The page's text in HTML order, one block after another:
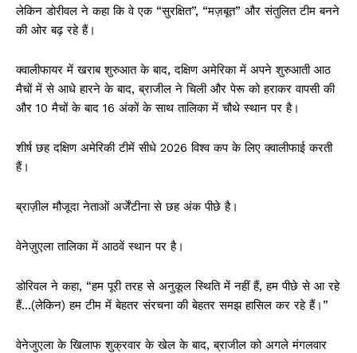
लेकिन डोरीवल ने कहा कि वे एक “सुरक्षित”, “मज़बूत” और संतुलित टीम बनने
की ओर बढ़ रहे हैं।
क्वालीफायर में खराब शुरुआत के बाद, दक्षिण अमेरिका में अपने शुरुआती आठ
मैचों में से आधे हारने के बाद, ब्राजील ने चिली और पेरू को हराकर वापसी की
और 10 मैचों के बाद 16 अंकों के साथ तालिका में चौथे स्थान पर है।
शीर्ष छह दक्षिण अमेरिकी टीमें सीधे 2026 विश्व कप के लिए क्वालीफाई करती
हैं।
ब्राज़ील मौजूदा नेताओं अर्जेंटीना से छह अंक पीछे है।
वेनेज़ुएला तालिका में आठवें स्थान पर है।
डोरिवल ने कहा, “हम पूरी तरह से अनुकूल स्थिति में नहीं हैं, हम पीछे से आ रहे
हैं…(लेकिन) हम टीम में बेहतर संरचना की बेहतर समझ हासिल कर रहे हैं।”
वेनेजुएला के खिलाफ शुक्रवार के खेल के बाद, ब्राजील को अगले मंगलवार